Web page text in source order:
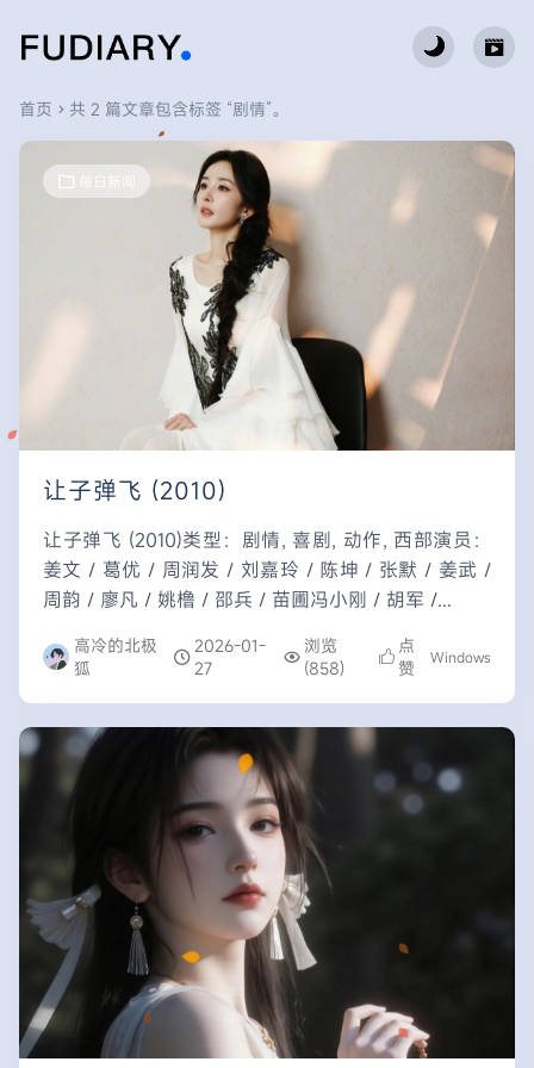
首页 共 2 篇文章包含标签 “剧情”。
每日新闻
让子弹飞 (2010)
让子弹飞 (2010)类型：剧情, 喜剧, 动作, 西部演员：
姜文 / 葛优 / 周润发 / 刘嘉玲 / 陈坤 / 张默 / 姜武 /
周韵 / 廖凡 / 姚橹 / 邵兵 / 苗圃冯小刚 / 胡军 /...
高冷的北极
狐
2026-01-
27
浏览
(858)
点
赞
Windows